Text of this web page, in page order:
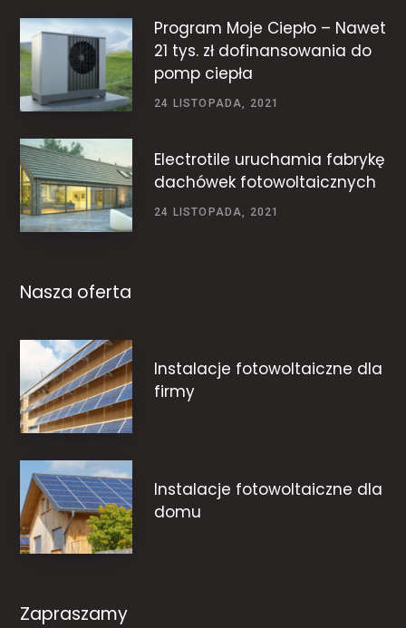
Program Moje Ciepło – Nawet
21 tys. zł dofinansowania do
pomp ciepła
24 LISTOPADA, 2021
Electrotile uruchamia fabrykę
dachówek fotowoltaicznych
24 LISTOPADA, 2021
Nasza oferta
Instalacje fotowoltaiczne dla
firmy
Instalacje fotowoltaiczne dla
domu
Zapraszamy